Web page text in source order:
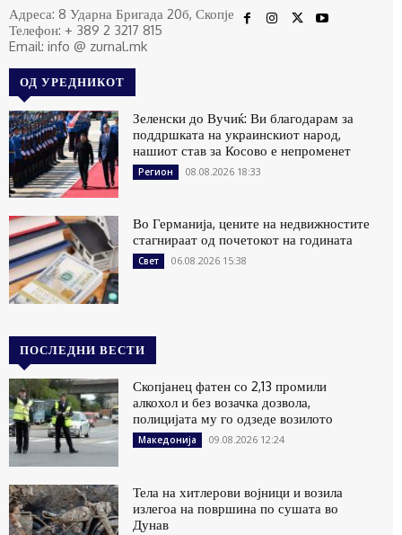
Адреса: 8 Ударна Бригада 20б, Скопје
Телефон: + 389 2 3217 815
Email: info @ zurnal.mk
ОД УРЕДНИКОТ
Зеленски до Вучиќ: Ви благодарам за
поддршката на украинскиот народ,
нашиот став за Косово е непроменет
Регион 08.08.2026 18:33
Во Германија, цените на недвижностите
стагнираат од почетокот на годината
Свет 06.08.2026 15:38
ПОСЛЕДНИ ВЕСТИ
Скопјанец фатен со 2,13 промили
алкохол и без возачка дозвола,
полицијата му го одзеде возилото
Македонија 09.08.2026 12:24
Тела на хитлерови војници и возила
излегоа на површина по сушата во
Дунав